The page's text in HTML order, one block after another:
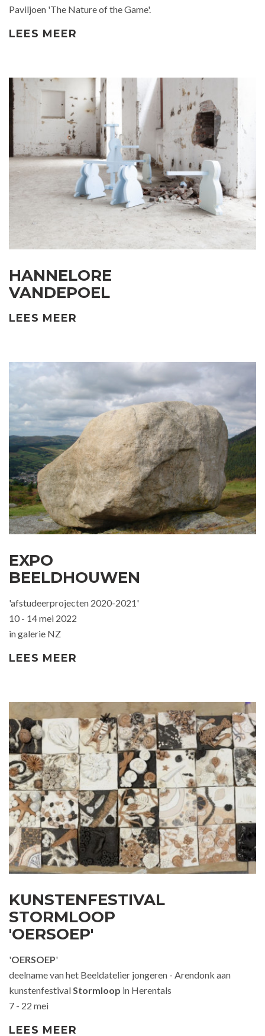
Paviljoen 'The Nature of the Game'.
LEES MEER
HANNELORE
VANDEPOEL
LEES MEER
EXPO
BEELDHOUWEN
'afstudeerprojecten 2020-2021'
10 - 14 mei 2022
in galerie NZ
LEES MEER
KUNSTENFESTIVAL
STORMLOOP
'OERSOEP'
'OERSOEP'
deelname van het Beeldatelier jongeren - Arendonk aan
kunstenfestivalStormloop in Herentals
7 - 22 mei
LEES MEER